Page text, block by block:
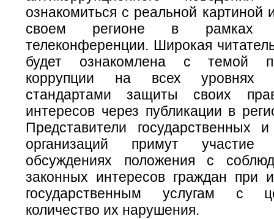
ознакомиться с реальной картиной
своем регионе в рамках
телеконференции. Широкая
будет ознакомлена с темой
коррупции на всех уровнях
стандартами защиты своих
интересов через публикации в
Представители государственных
организаций примут
обсуждениях положения с
законных интересов граждан при
государственным услугам с
количество их нарушения.